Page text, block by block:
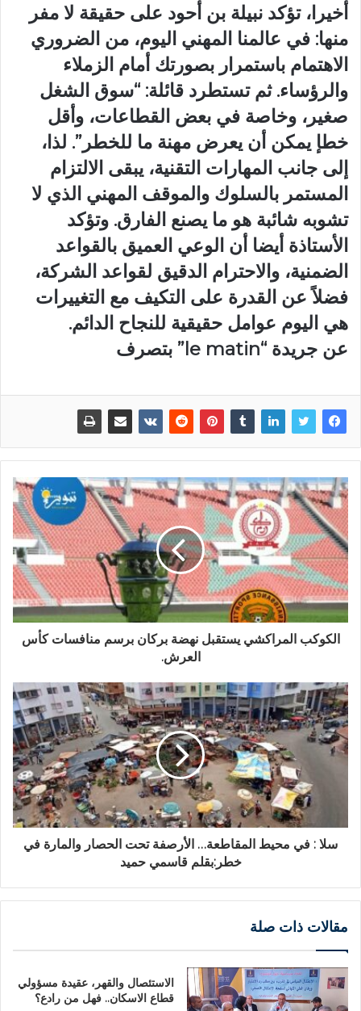
أخيرا، تؤكد نبيلة بن أحود على حقيقة لا مفر
منها: في عالمنا المهني اليوم، من الضروري
الاهتمام باستمرار بصورتك أمام الزملاء
والرؤساء. ثم تستطرد قائلة: “سوق الشغل
صغير، وخاصة في بعض القطاعات، وأقل
خطإ يمكن أن يعرض مهنة ما للخطر”. لذا،
إلى جانب المهارات التقنية، يبقى الالتزام
المستمر بالسلوك والموقف المهني الذي لا
تشوبه شائبة هو ما يصنع الفارق. وتؤكد
الأستاذة أيضا أن الوعي العميق بالقواعد
الضمنية، والاحترام الدقيق لقواعد الشركة،
فضلاً عن القدرة على التكيف مع التغييرات
هي اليوم عوامل حقيقية للنجاح الدائم.
عن جريدة “le matin” بتصرف
الكوكب المراكشي يستقبل نهضة بركان برسم منافسات كأس
العرش.
سلا : في محيط المقاطعة… الأرصفة تحت الحصار والمارة في
خطر:بقلم قاسمي حميد
مقالات ذات صلة
الاستئصال والقهر، عقيدة مسؤولي
قطاع الاسكان.. فهل من رادع؟